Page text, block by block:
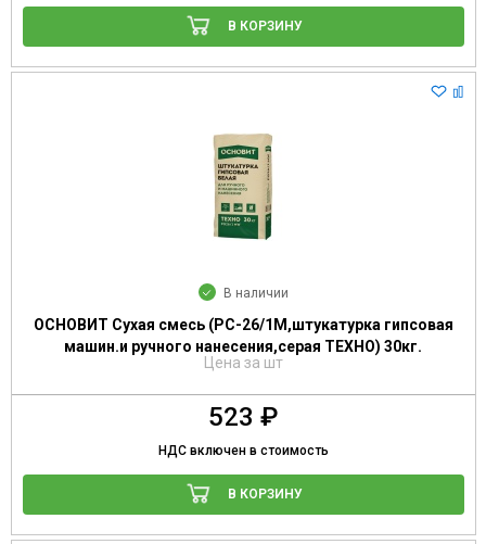
В КОРЗИНУ
В наличии
ОСНОВИТ Сухая смесь (РС-26/1М,штукатурка гипсовая
машин.и ручного нанесения,серая ТЕХНО) 30кг.
Цена за шт
523 ₽
НДС включен в стоимость
В КОРЗИНУ